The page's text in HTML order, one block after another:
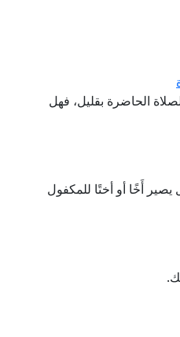
الحاضرة بقليل، فهل
يصير أَخًا أو أختًا للمكفول